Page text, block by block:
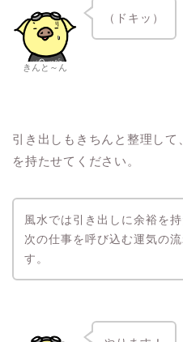
きんと～ん
（ドキッ）
引き出しもきちんと整理し
を持たせてください。
風水では引き出しに余裕を
次の仕事を呼び込む運気の
す。